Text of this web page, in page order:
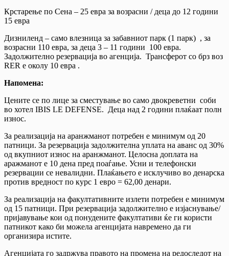
Крстарење по Сена – 25 евра за возрасни / деца до 12 години
15 евра
Дизниленд – само влезница за забавниот парк (1 парк) , за
возрасни 110 евра, за деца 3 – 11 години 100 евра.
Задолжително резервација во агенција. Трансферот со брз воз
RER е околу 10 евра .
Напомена:
Цените се по лице за сместување во само двокреветни соби
во хотел IBIS LE DEFENSE. Деца над 2 години плаќаат полн
износ.
За реализација на аранжманот потребен е минимум од 20
патници. За резервација задолжителна уплата на аванс од 30%
од вкупниот износ на аранжманот. Целосна доплата на
аражманот е 10 дена пред поаѓање. Усни и телефонски
резервации се невалидни. Плаќањето е исклучиво во денарска
против вредност по курс 1 евро = 62,00 денари.
За реализација на факултативните излети потребен е минимум
од 15 патници. При резервација задолжително е изјаснување/
пријавување кои од понудените факултативи ќе ги користи
патникот како би можела агенцијата навремено да ги
организира истите.
Агенцијата го задржува правото на промена на редоследот на